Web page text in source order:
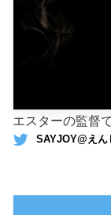
エスターの監督
SAYJOY@えん